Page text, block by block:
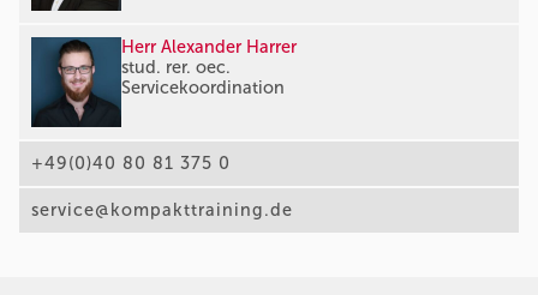
Herr Alexander Harrer
stud. rer. oec.
Servicekoordination
+49(0)40 80 81 375 0
service@kompakttraining.de